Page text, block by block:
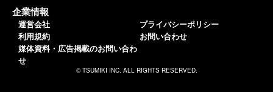
企業情報
運営会社
利用規約
媒体資料・広告掲載のお問い合わ
せ
プライバシーポリシー
お問い合わせ
© TSUMIKI INC. ALL RIGHTS RESERVED.